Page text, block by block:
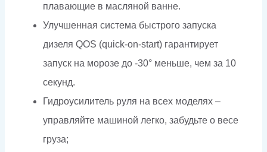
плавающие в масляной ванне.
Улучшенная система быстрого запуска
дизеля QOS (quick-on-start) гарантирует
запуск на морозе до -30° меньше, чем за 10
секунд.
Гидроусилитель руля на всех моделях –
управляйте машиной легко, забудьте о весе
груза;